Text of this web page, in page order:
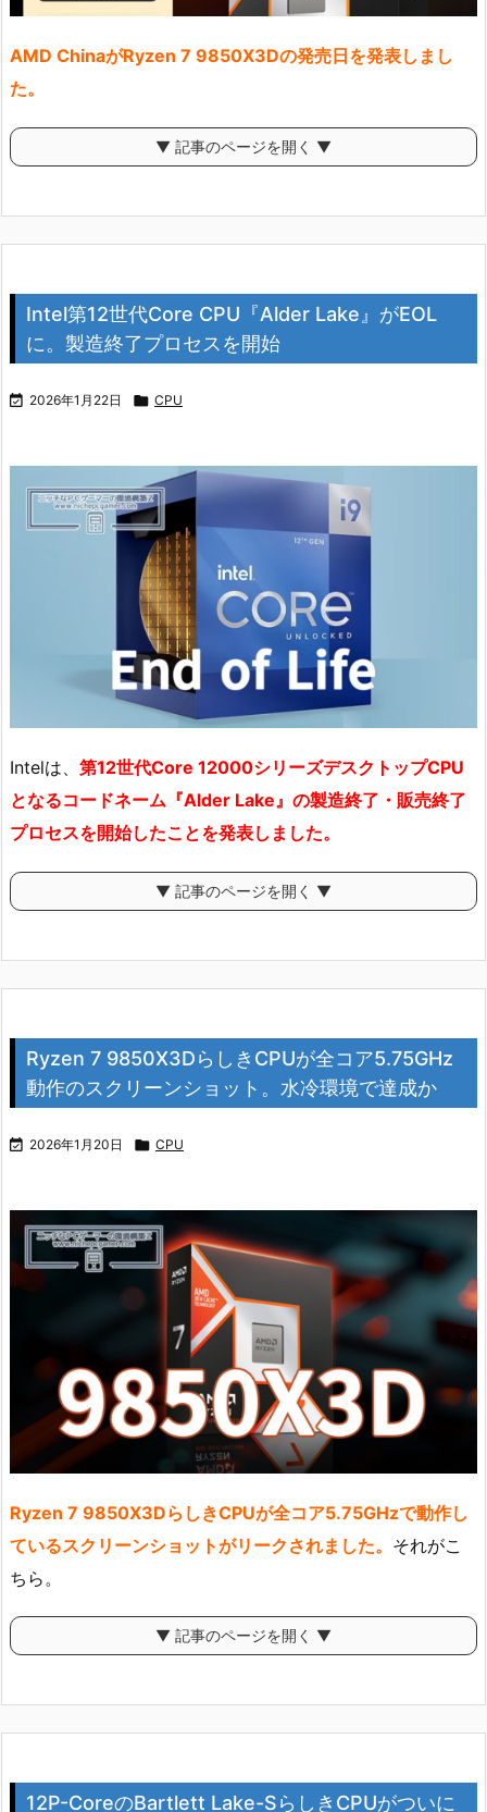
AMD ChinaがRyzen 7 9850X3Dの発売日を発表しまし
た。
▼ 記事のページを開く ▼
Intel第12世代Core CPU『Alder Lake』がEOL
に。製造終了プロセスを開始
 2026年1月22日  CPU
Intelは、 第12世代Core 12000シリーズデスクトップCPU
となるコードネーム『Alder Lake』の製造終了・販売終了
プロセスを開始したことを発表しました。
▼ 記事のページを開く ▼
Ryzen 7 9850X3DらしきCPUが全コア5.75GHz
動作のスクリーンショット。水冷環境で達成か
 2026年1月20日  CPU
Ryzen 7 9850X3DらしきCPUが全コア5.75GHzで動作し
ているスクリーンショットがリークされました。 それがこ
ちら。
▼ 記事のページを開く ▼
12P-CoreのBartlett Lake-SらしきCPUがついに